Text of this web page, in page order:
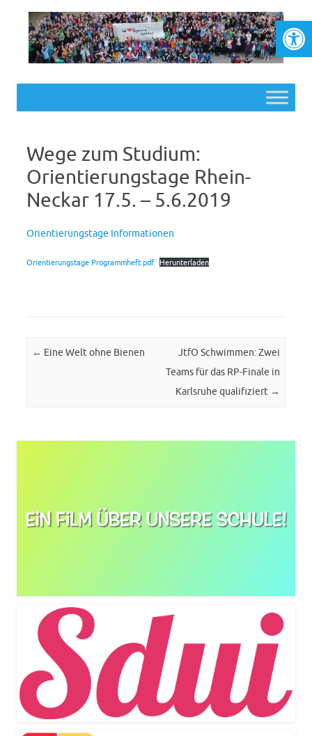
Wege zum Studium:
Orientierungstage Rhein-
Neckar 17.5. – 5.6.2019
Orientierungstage Informationen
Orientierungstage Programmheft.pdf Herunterladen
Post navigation
← Eine Welt ohne Bienen
JtfO Schwimmen: Zwei
Teams für das RP-Finale in
Karlsruhe qualifiziert →